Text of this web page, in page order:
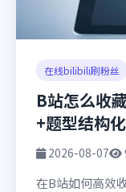
在线bilibili刷粉丝
B站怎么收
+题型结构
2026-08-07
在B站如何高效